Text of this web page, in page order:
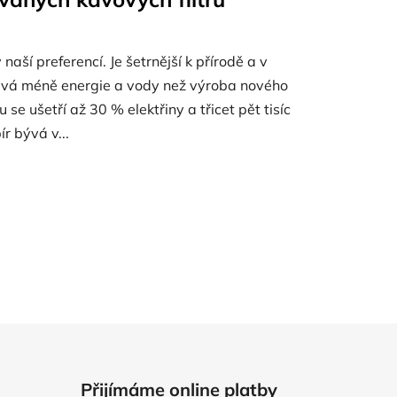
preferencí. Je šetrnější k přírodě a v
méně energie a vody než výroba nového
se ušetří až 30 % elektřiny a třicet pět tisíc
bývá v...
Přijímáme online platby